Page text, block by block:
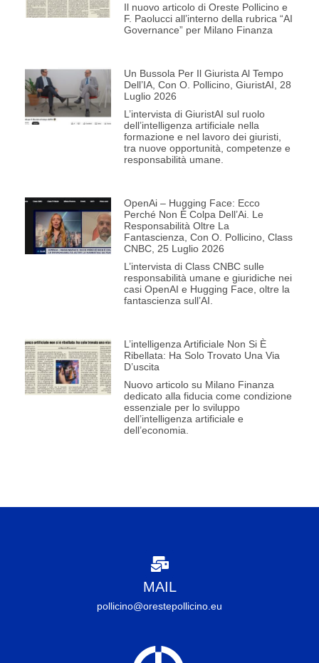
Il nuovo articolo di Oreste Pollicino e
F. Paolucci all’interno della rubrica “AI
Governance” per Milano Finanza
Un Bussola Per Il Giurista Al Tempo
Dell’IA, Con O. Pollicino, GiuristAI, 28
Luglio 2026
L’intervista di GiuristAI sul ruolo
dell’intelligenza artificiale nella
formazione e nel lavoro dei giuristi,
tra nuove opportunità, competenze e
responsabilità umane.
OpenAi – Hugging Face: Ecco
Perché Non È Colpa Dell’Ai. Le
Responsabilità Oltre La
Fantascienza, Con O. Pollicino, Class
CNBC, 25 Luglio 2026
L’intervista di Class CNBC sulle
responsabilità umane e giuridiche nei
casi OpenAI e Hugging Face, oltre la
fantascienza sull’AI.
L’intelligenza Artificiale Non Si È
Ribellata: Ha Solo Trovato Una Via
D’uscita
Nuovo articolo su Milano Finanza
dedicato alla fiducia come condizione
essenziale per lo sviluppo
dell’intelligenza artificiale e
dell’economia.
MAIL
pollicino@orestepollicino.eu